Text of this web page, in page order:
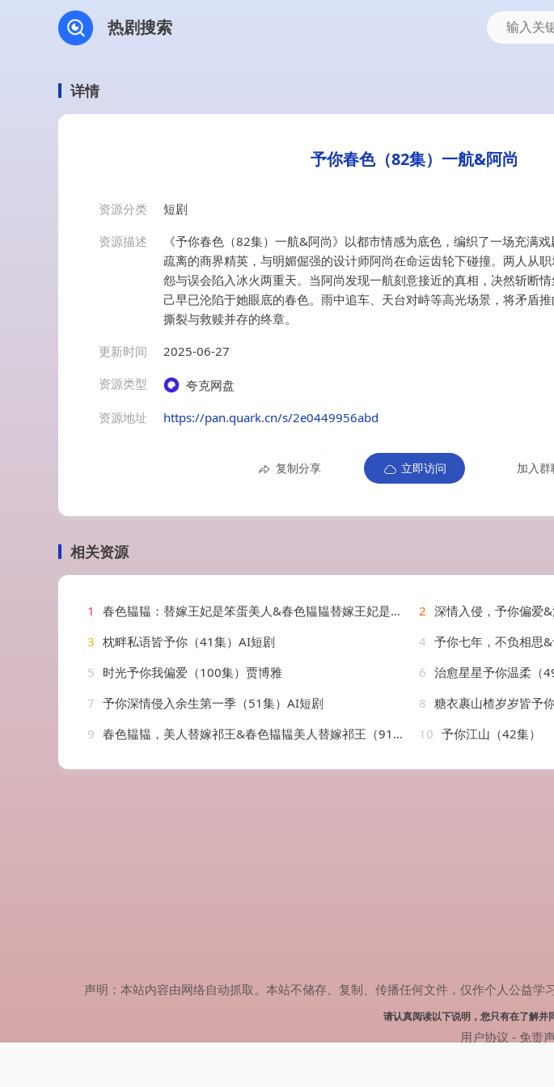
热剧搜索
详情
予你春色（82集）一航&阿尚
资源分类
短剧
资源描述
《予你春色（82集）一航&阿尚》以都市情感为底色，编织了一场充满
疏离的商界精英，与明媚倔强的设计师阿尚在命运齿轮下碰撞。两人从
怨与误会陷入冰火两重天。当阿尚发现一航刻意接近的真相，决然斩断
己早已沦陷于她眼底的春色。雨中追车、天台对峙等高光场景，将矛盾
撕裂与救赎并存的终章。
更新时间
2025-06-27
资源类型
夸克网盘
资源地址
https://pan.quark.cn/s/2e0449956abd
复制分享 立即访问 加入群
相关资源
1 春色韫韫：替嫁王妃是笨蛋美人&春色韫韫替嫁王妃是笨蛋美人（105集）AI短剧 2 深情入侵，予你偏爱
3 枕畔私语皆予你（41集）AI短剧 4 予你七年，不负相思
5 时光予你我偏爱（100集）贾博雅 6 治愈星星予你温柔（
7 予你深情侵入余生第一季（51集）AI短剧 8 糖衣裹山楂岁岁皆予
9 春色韫韫，美人替嫁祁王&春色韫韫美人替嫁祁王（91集）AI短剧 10 予你江山（42集）
声明：本站内容由网络自动抓取。本站不储存、复制、传播任何文件，仅作个人公益
请认真阅读以下说明，您只有在了解并
用户协议 - 免责